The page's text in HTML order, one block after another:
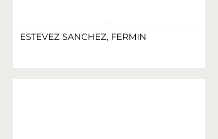
ESTEVEZ SANCHEZ, FERMIN